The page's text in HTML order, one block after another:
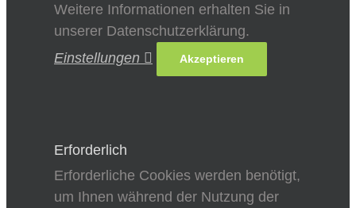
Weitere Informationen erhalten Sie in
unserer Datenschutzerklärung.
Einstellungen
Akzeptieren
Erforderlich
Erforderliche Cookies werden benötigt,
um Ihnen während der Nutzung der